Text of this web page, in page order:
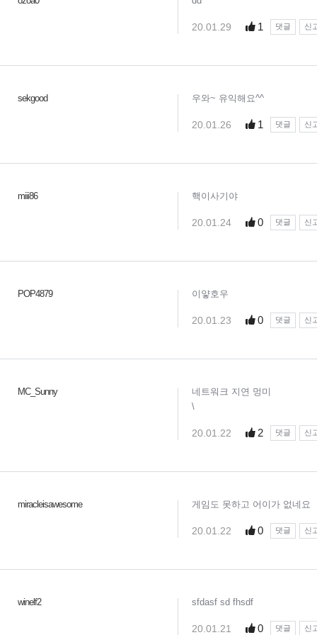
20.01.29 1 댓글 신
sekgood 우와~ 유익해요^^
20.01.26 1 댓글 신
miii86 핵이사기야
20.01.24 0 댓글 신
POP4879 이얗호우
20.01.23 0 댓글 신
MC_Sunny
네트워크 지연 멍미
\
20.01.22 2 댓글 신
miracleisawesome 게임도 못하고 어이가 없네요
20.01.22 0 댓글 신
winelf2 sfdasf sd fhsdf
20.01.21 0 댓글 신